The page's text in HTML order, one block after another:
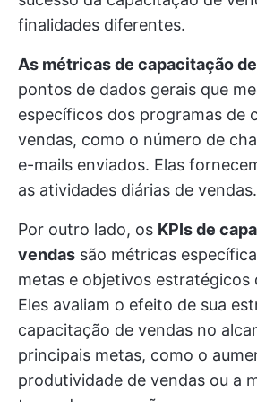
finalidades diferentes.
As métricas de capacitação
pontos de dados gerais que
específicos dos programas de
vendas, como o número de
e-mails enviados. Elas
as atividades diárias de vendas.
Por outro lado, os KPIs de
vendas são métricas
metas e objetivos estratégicos
Eles avaliam o efeito de sua
capacitação de vendas no
principais metas, como o
produtividade de vendas ou a